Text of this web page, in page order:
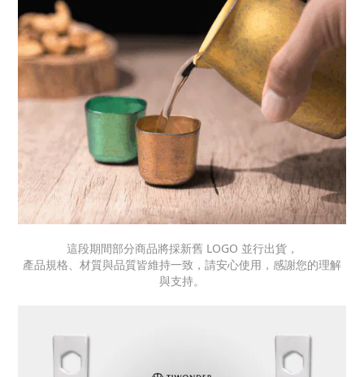
這段期間部分商品將採新舊 LOGO 並行出貨，
產品規格、材質與品質皆維持一致，請安心使用，感謝您的理解
與支持。